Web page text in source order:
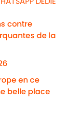
contre
de la
en ce
belle place